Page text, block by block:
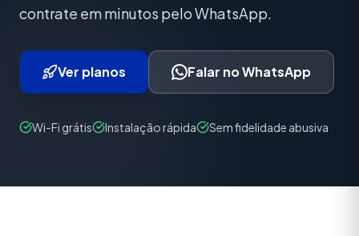
contrate em minutos pelo WhatsApp.
Ver planos Falar no WhatsApp
Wi-Fi grátis Instalação rápida Sem fidelidade abusiva